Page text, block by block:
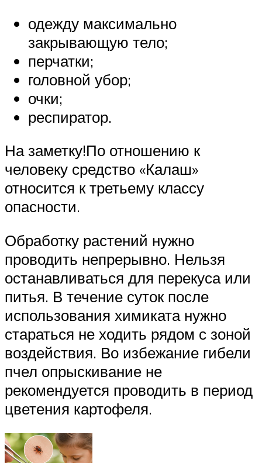
одежду максимально
закрывающую тело;
перчатки;
головной убор;
очки;
респиратор.
На заметку!По отношению к
человеку средство «Калаш»
относится к третьему классу
опасности.
Обработку растений нужно
проводить непрерывно. Нельзя
останавливаться для перекуса или
питья. В течение суток после
использования химиката нужно
стараться не ходить рядом с зоной
воздействия. Во избежание гибели
пчел опрыскивание не
рекомендуется проводить в период
цветения картофеля.